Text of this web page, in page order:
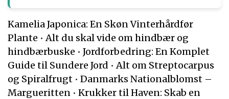
Kamelia Japonica: En Skøn Vinterhårdfør
Plante •Alt du skal vide om hindbær og
hindbærbuske • Jordforbedring: En Komplet
Guide til Sundere Jord •Alt om Streptocarpus
og Spiralfrugt • Danmarks Nationalblomst –
Margueritten • Krukker til Haven: Skab en